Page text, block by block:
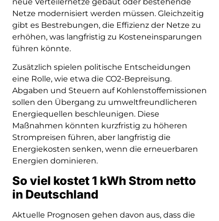
Netze modernisiert werden müssen. Gleichzeitig
gibt es Bestrebungen, die Effizienz der Netze zu
erhöhen, was langfristig zu Kosteneinsparungen
führen könnte.
Zusätzlich spielen politische Entscheidungen
eine Rolle, wie etwa die CO2-Bepreisung.
Abgaben und Steuern auf Kohlenstoffemissionen
sollen den Übergang zu umweltfreundlicheren
Energiequellen beschleunigen. Diese
Maßnahmen könnten kurzfristig zu höheren
Strompreisen führen, aber langfristig die
Energiekosten senken, wenn die erneuerbaren
Energien dominieren.
So viel kostet 1 kWh Strom netto
in Deutschland
Aktuelle Prognosen gehen davon aus, dass die